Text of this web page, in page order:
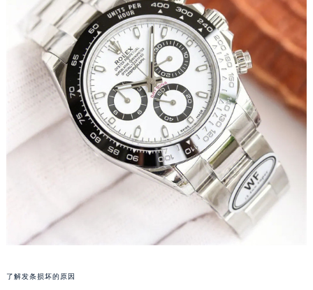
了解发条损坏的原因